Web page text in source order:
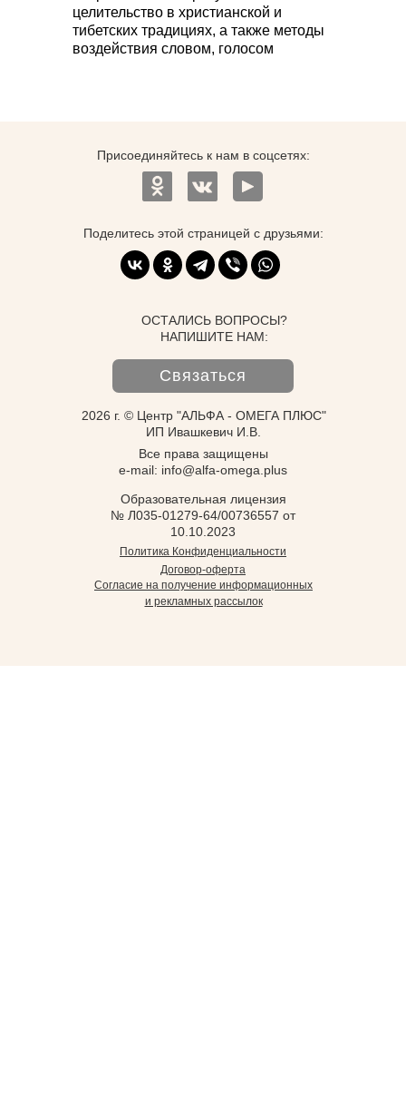
целительство в христианской и
тибетских традициях, а также методы
воздействия словом, голосом
2026 г. © Центр "АЛЬФА - ОМЕГА ПЛЮС"
ИП Ивашкевич И.В.
Поделитесь этой страницей с друзьями:
ОСТАЛИСЬ ВОПРОСЫ?
НАПИШИТЕ НАМ:
Связаться
Политика Конфиденциальности
Договор-оферта
Согласие на получение информационных
и рекламных рассылок
Присоединяйтесь к нам в соцсетях:
Все права защищены
e-mail: info@alfa-omega.plus
Образовательная лицензия
№ Л035-01279-64/00736557 от
10.10.2023